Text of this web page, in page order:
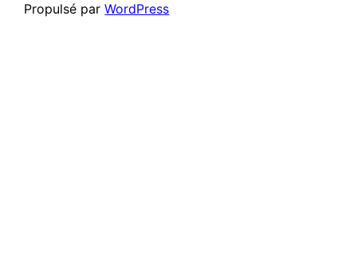
Propulsé parWordPress